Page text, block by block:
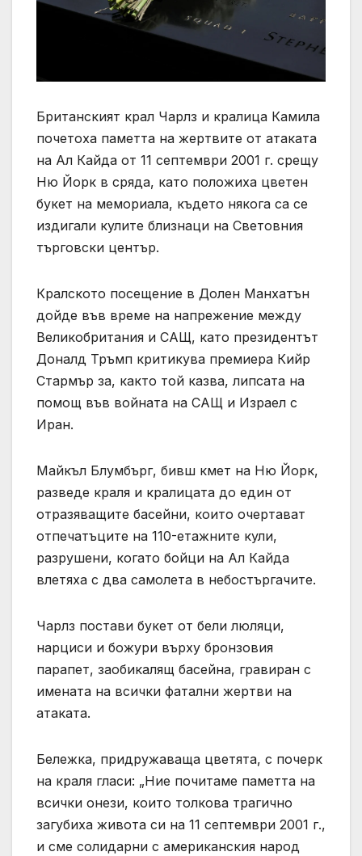
Британският крал Чарлз и кралица Камила
почетоха паметта на жертвите от атаката
на Ал Кайда от 11 септември 2001 г. срещу
Ню Йорк в сряда, като положиха цветен
букет на мемориала, където някога са се
издигали кулите близнаци на Световния
търговски център.
Кралското посещение в Долен Манхатън
дойде във време на напрежение между
Великобритания и САЩ, като президентът
Доналд Тръмп критикува премиера Кийр
Стармър за, както той казва, липсата на
помощ във войната на САЩ и Израел с
Иран.
Майкъл Блумбърг, бивш кмет на Ню Йорк,
разведе краля и кралицата до един от
отразяващите басейни, които очертават
отпечатъците на 110-етажните кули,
разрушени, когато бойци на Ал Кайда
влетяха с два самолета в небостъргачите.
Чарлз постави букет от бели люляци,
нарциси и божури върху бронзовия
парапет, заобикалящ басейна, гравиран с
имената на всички фатални жертви на
атаката.
Бележка, придружаваща цветята, с почерк
на краля гласи: „Ние почитаме паметта на
всички онези, които толкова трагично
загубиха живота си на 11 септември 2001 г.,
и сме солидарни с американския народ